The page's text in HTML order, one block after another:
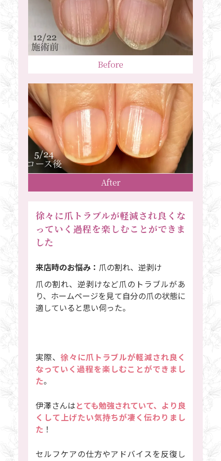
Before
After
徐々に爪トラブルが軽減され良くな
っていく過程を楽しむことができま
した
来店時のお悩み： 爪の割れ、逆剥け
爪の割れ、逆剥けなど爪のトラブルがあ
り、ホームページを見て自分の爪の状態に
適していると思い伺った。
実際、徐々に爪トラブルが軽減され良く
なっていく過程を楽しむことができまし
た。
伊澤さんはとても勉強されていて、より良
くして上げたい気持ちが凄く伝わりまし
た ！
セルフケアの仕方やアドバイスを反復し